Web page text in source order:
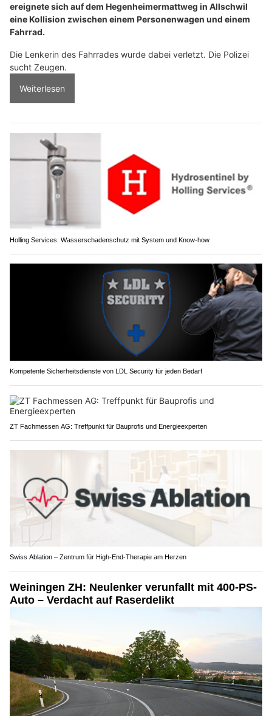
ereignete sich auf dem Hegenheimermattweg in Allschwil
eine Kollision zwischen einem Personenwagen und einem
Fahrrad.
Die Lenkerin des Fahrrades wurde dabei verletzt. Die Polizei
sucht Zeugen.
Weiterlesen
Holling Services: Wasserschadenschutz mit System und Know-how
Kompetente Sicherheitsdienste von LDL Security für jeden Bedarf
ZT Fachmessen AG: Treffpunkt für Bauprofis und Energieexperten
Swiss Ablation – Zentrum für High-End-Therapie am Herzen
Weiningen ZH: Neulenker verunfallt mit 400-PS-
Auto – Verdacht auf Raserdelikt